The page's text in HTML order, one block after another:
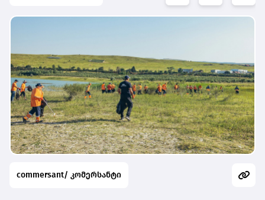
commersant/ კომერსანტი